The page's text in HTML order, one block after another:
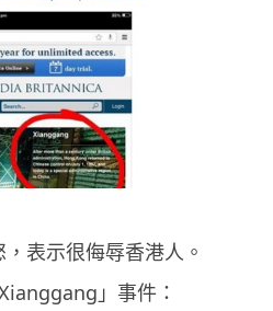
表示很侮辱香港人。
」事件：